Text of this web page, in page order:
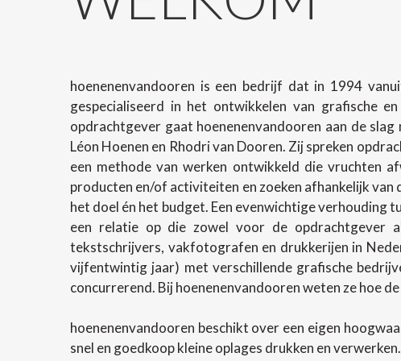
hoenenenvandooren is een bedrijf dat in 1994
gespecialiseerd in het ontwikkelen van grafische
opdrachtgever gaat hoenenenvandooren aan de
Léon Hoenen en Rhodri van Dooren. Zij spreken
een methode van werken ontwikkeld die vruchten
producten en/of activiteiten en zoeken afhankelijk
het doel én het budget. Een evenwichtige verhouding
een relatie op die zowel voor de opdrachtgever
tekstschrijvers, vakfotografen en drukkerijen in
vijfentwintig jaar) met verschillende grafische
concurrerend. Bij hoenenenvandooren weten ze hoe
hoenenenvandooren beschikt over een eigen
snel en goedkoop kleine oplages drukken en verwerken.